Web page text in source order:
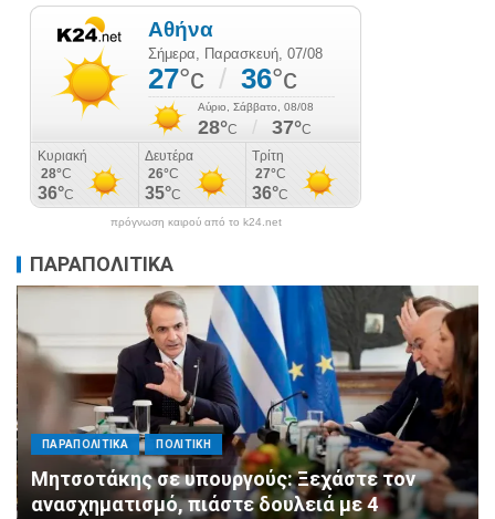
πρόγνωση καιρού από το k24.net
ΠΑΡΑΠΟΛΙΤΙΚΑ
ΠΑΡΑΠΟΛΙΤΙΚΑ ΠΟΛΙΤΙΚΗ
Μητσοτάκης σε υπουργούς: Ξεχάστε τον
ανασχηματισμό, πιάστε δουλειά με 4